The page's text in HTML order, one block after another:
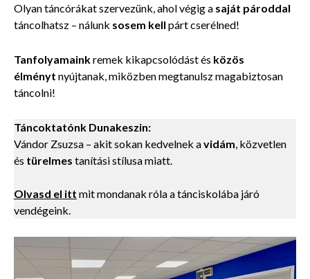
Olyan táncórákat szervezünk, ahol végig a saját pároddal
táncolhatsz – nálunk sosem kell párt cserélned!
Tanfolyamainkremek kikapcsolódást és közös
élményt nyújtanak, miközben megtanulsz magabiztosan
táncolni!
Táncoktatónk Dunakeszin:
Vándor Zsuzsa – akit sokan kedvelnek avidám, közvetlen
és türelmes tanítási stílusa miatt.
Olvasd el itt mit mondanak róla a tánciskolába járó
vendégeink.